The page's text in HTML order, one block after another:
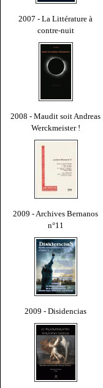
2007 - La Littérature à
contre-nuit
2008 - Maudit soit Andreas
Werckmeister !
2009 - Archives Bernanos
n°11
2009 - Disidencias